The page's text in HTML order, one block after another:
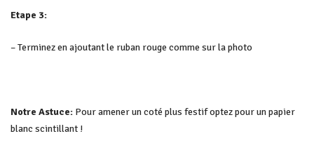
Etape 3:
– Terminez en ajoutant le ruban rouge comme sur la photo
Notre Astuce: Pour amener un coté plus festif optez pour un papier
blanc scintillant !